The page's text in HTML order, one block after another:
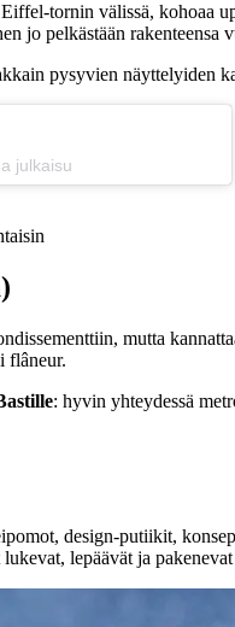
tornin välissä, kohoaa
jo pelkästään rakenteensa
pysyvien näyttelyiden
julkaisu
mutta
flâneur.
: hyvin yhteydessä
design-putiikit,
lepäävät ja